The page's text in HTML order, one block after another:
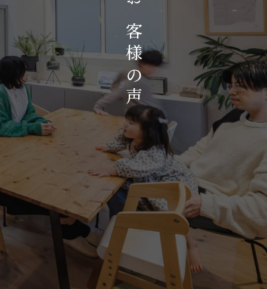
お
客
様
の
声
お知らせ・イベント
会社概要・アクセス
スタッフ紹介
プライバシーポリシー
賃貸管理サイトはこちら
会社に関することや物件についての